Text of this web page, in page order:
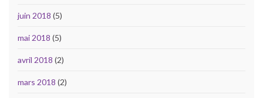
juin 2018 (5)
mai 2018 (5)
avril 2018 (2)
mars 2018 (2)